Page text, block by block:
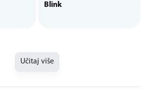
Blink
Učitaj više